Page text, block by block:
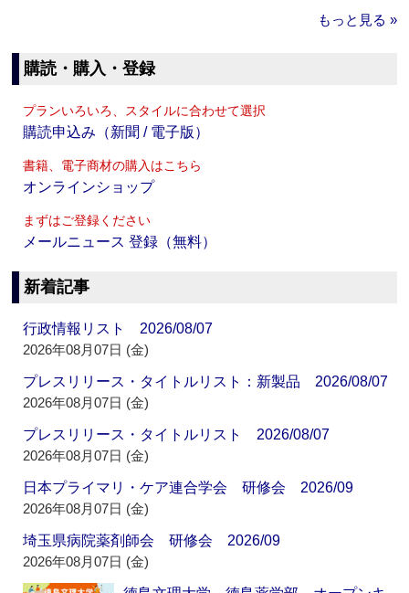
もっと見る »
購読・購入・登録
プランいろいろ、スタイルに合わせて選択
購読申込み（新聞 / 電子版）
書籍、電子商材の購入はこちら
オンラインショップ
まずはご登録ください
メールニュース 登録（無料）
新着記事
行政情報リスト 2026/08/07
2026年08月07日 (金)
プレスリリース・タイトルリスト：新製品 2026/08/07
2026年08月07日 (金)
プレスリリース・タイトルリスト 2026/08/07
2026年08月07日 (金)
日本プライマリ・ケア連合学会 研修会 2026/09
2026年08月07日 (金)
埼玉県病院薬剤師会 研修会 2026/09
2026年08月07日 (金)